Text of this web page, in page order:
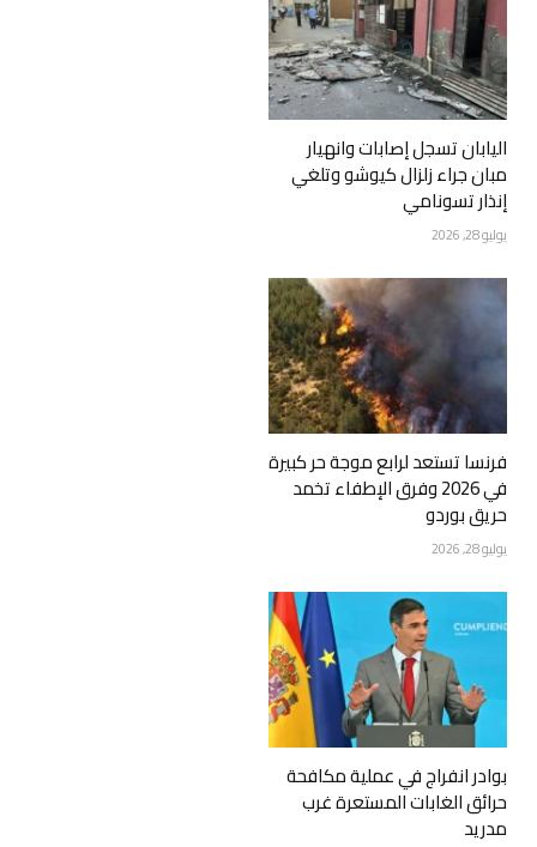
اليابان تسجل إصابات وانهيار
مبان جراء زلزال كيوشو وتلغي
إنذار تسونامي
يوليو 28, 2026
فرنسا تستعد لرابع موجة حر كبيرة
في 2026 وفرق الإطفاء تخمد
حريق بوردو
يوليو 28, 2026
بوادر انفراج في عملية مكافحة
حرائق الغابات المستعرة غرب
مدريد